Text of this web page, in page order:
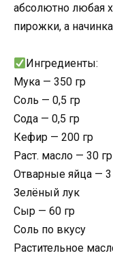
абсолютно любая
пирожки, а
Ингредиенты:
Мука — 350 гр
Соль — 0,5 гр
Сода — 0,5 гр
Кефир — 200 гр
Раст. масло — 30 гр
Отварные яйца —
Зелёный лук
Сыр — 60 гр
Соль по вкусу
Растительное